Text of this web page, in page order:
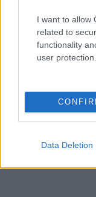
I want to allow
related to
functionality
user protection.
Data Deletion
«Εγώ είμαι η